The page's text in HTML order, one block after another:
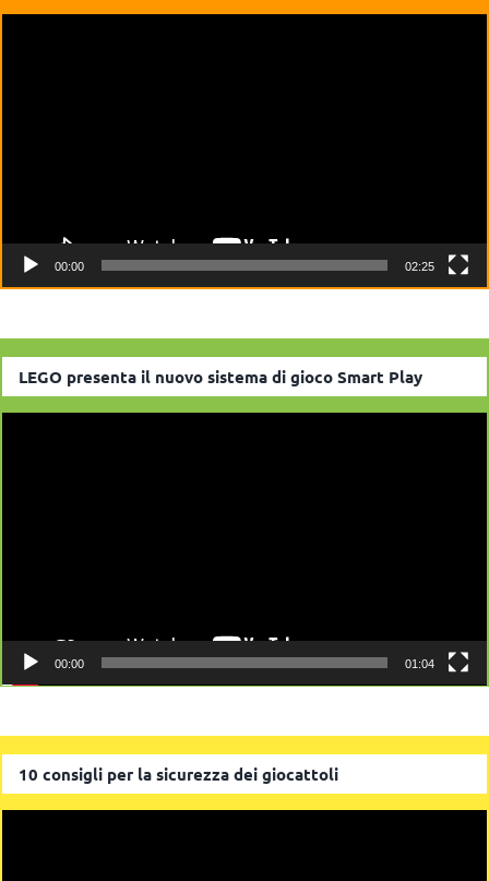
00:00 02:25
LEGO presenta il nuovo sistema di gioco Smart Play
00:00 01:04
10 consigli per la sicurezza dei giocattoli